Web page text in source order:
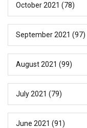
October 2021 (78)
September 2021 (97)
August 2021 (99)
July 2021 (79)
June 2021 (91)